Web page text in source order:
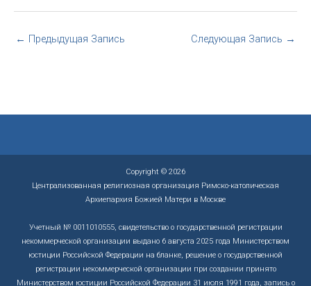
← Предыдущая Запись Следующая Запись →
Copyright © 2026
Централизованная религиозная организация Римско-католическая
Архиепархия Божией Матери в Москве
Учетный № 0011010555, свидетельство о государственной регистрации
некоммерческой организации выдано 6 августа 2025 года Министерством
юстиции Российской Федерации на бланке, решение о государственной
регистрации некоммерческой организации при создании принято
Министерством юстиции Российской Федерации 31 июля 1991 года, запись о